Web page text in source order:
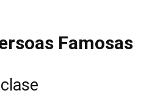
Famosas